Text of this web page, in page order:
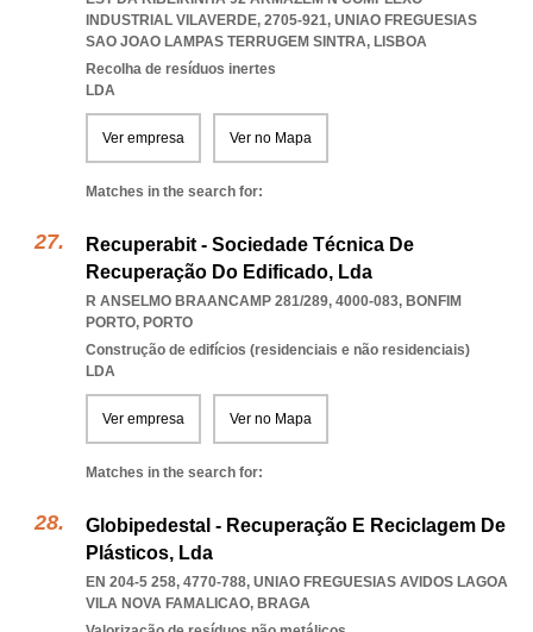
INDUSTRIAL VILAVERDE, 2705-921, UNIAO FREGUESIAS
SAO JOAO LAMPAS TERRUGEM SINTRA, LISBOA
Recolha de resíduos inertes
LDA
Ver empresa Ver no Mapa
Matches in the search for:
Recuperabit - Sociedade Técnica De
Recuperação Do Edificado, Lda
R ANSELMO BRAANCAMP 281/289, 4000-083, BONFIM
PORTO, PORTO
Construção de edifícios (residenciais e não residenciais)
LDA
Ver empresa Ver no Mapa
Matches in the search for:
Globipedestal - Recuperação E Reciclagem De
Plásticos, Lda
EN 204-5 258, 4770-788, UNIAO FREGUESIAS AVIDOS LAGOA
VILA NOVA FAMALICAO, BRAGA